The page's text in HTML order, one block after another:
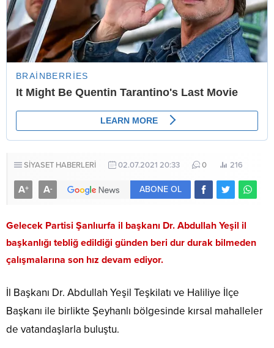
SİYASET HABERLERİ 02.07.2021 20:33 0 216
A+ A- ABONE OL
Gelecek Partisi Şanlıurfa il başkanı Dr. Abdullah Yeşil il
başkanlığı tebliğ edildiği günden beri dur durak bilmeden
çalışmalarına son hız devam ediyor.
İl Başkanı Dr. Abdullah Yeşil Teşkilatı ve Haliliye İlçe
Başkanı ile birlikte Şeyhanlı bölgesinde kırsal mahalleler
de vatandaşlarla buluştu.